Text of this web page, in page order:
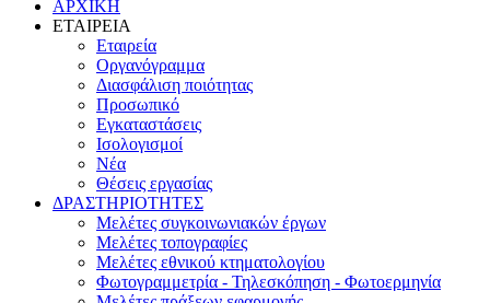
ΑΡΧΙΚΗ
ΕΤΑΙΡΕΙΑ
Εταιρεία
Οργανόγραμμα
Διασφάλιση ποιότητας
Προσωπικό
Εγκαταστάσεις
Ισολογισμοί
Νέα
Θέσεις εργασίας
ΔΡΑΣΤΗΡΙΟΤΗΤΕΣ
Μελέτες συγκοινωνιακών έργων
Μελέτες τοπογραφίες
Μελέτες εθνικού κτηματολογίου
Φωτογραμμετρία - Τηλεσκόπηση - Φωτοερμηνία